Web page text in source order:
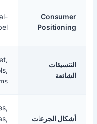
Natural-
Clean-Label
Beadlet,
Tocopherols,
Capsules,
Formulas,